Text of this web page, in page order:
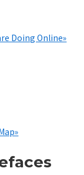
Doing Online»